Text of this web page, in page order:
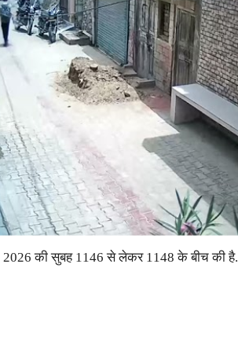
2026 की सुबह 1146 से लेकर 1148 के बीच की है.